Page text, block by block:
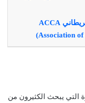
١٠- شهادة محاسب قانوني معتمد بريطاني ACCA
(Association
التي يبحث الكثيرون من